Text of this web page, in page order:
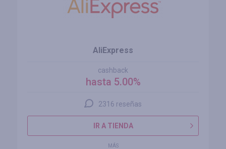
AliExpress
cashback
hasta 5.00%
2316 reseñas
IR A TIENDA
MÁS